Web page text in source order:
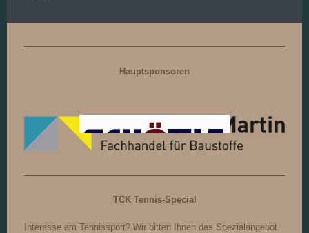
Hauptsponsoren
TCK Tennis-Special
Interesse am Tennissport? Wir bitten Ihnen das Spezialangebot.